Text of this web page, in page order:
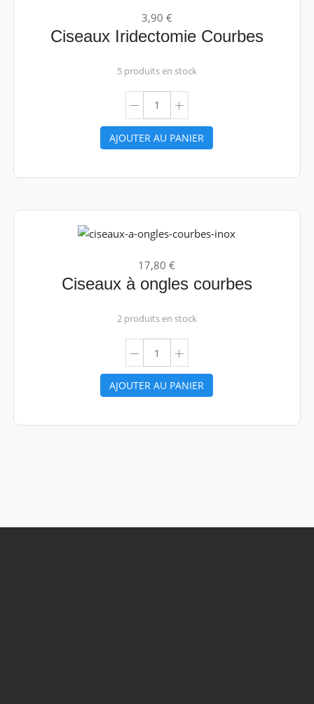
3,90 €
Ciseaux Iridectomie Courbes
5 produits en stock
AJOUTER AU PANIER
17,80 €
Ciseaux à ongles courbes
2 produits en stock
AJOUTER AU PANIER